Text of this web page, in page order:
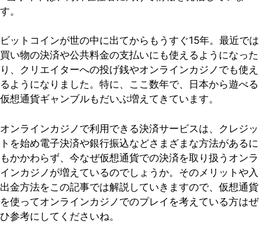
す。
ビットコインが世の中に出てからもうすぐ15年。最近では
買い物の決済や公共料金の支払いにも使えるようになった
り、クリエイターへの投げ銭やオンラインカジノでも使え
るようになりました。特に、ここ数年で、日本から遊べる
仮想通貨ギャンブルもだいぶ増えてきています。
オンラインカジノで利用できる決済サービスは、クレジッ
トを始め電子決済や銀行振込などさまざまな方法があるに
もかかわらず、今なぜ仮想通貨での決済を取り扱うオンラ
インカジノが増えているのでしょうか。そのメリットや入
出金方法をこの記事では解説していきますので、仮想通貨
を使ってオンラインカジノでのプレイを考えている方はぜ
ひ参考にしてくださいね。